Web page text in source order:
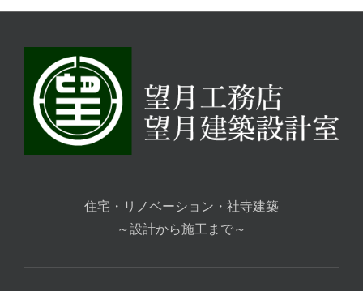
住宅・リノベーション・社寺建築
～設計から施工まで～